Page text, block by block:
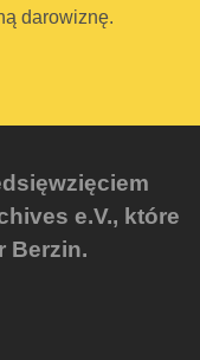
darowiznę.
e.V., które
Berzin.